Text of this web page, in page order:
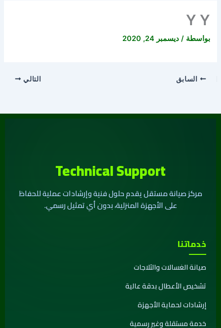
Y Y
بواسطة /ديسمبر 24, 2020
السابق التالي
Technical Support
مركز صيانة مستقل يقدم حلول فنية وإرشادات عملية للحفاظ
على الأجهزة المنزلية، بدون أي تمثيل رسمي.
خدماتنا
صيانة الغسالات والثلاجات
تشخيص الأعطال بدقة عالية
إرشادات لحماية الأجهزة
خدمة مستقلة وغير رسمية